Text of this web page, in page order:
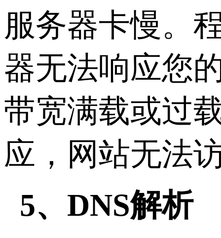
服务器卡慢。
器无法响应您
带宽满载或过
应，网站无法
5、DNS解析